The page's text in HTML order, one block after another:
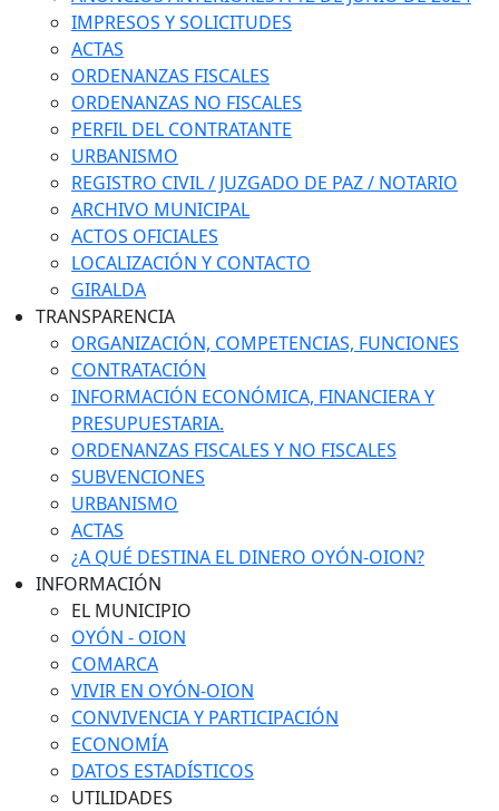
IMPRESOS Y SOLICITUDES
ACTAS
ORDENANZAS FISCALES
ORDENANZAS NO FISCALES
PERFIL DEL CONTRATANTE
URBANISMO
REGISTRO CIVIL / JUZGADO DE PAZ / NOTARIO
ARCHIVO MUNICIPAL
ACTOS OFICIALES
LOCALIZACIÓN Y CONTACTO
GIRALDA
TRANSPARENCIA
ORGANIZACIÓN, COMPETENCIAS, FUNCIONES
CONTRATACIÓN
INFORMACIÓN ECONÓMICA, FINANCIERA Y
PRESUPUESTARIA.
ORDENANZAS FISCALES Y NO FISCALES
SUBVENCIONES
URBANISMO
ACTAS
¿A QUÉ DESTINA EL DINERO OYÓN-OION?
INFORMACIÓN
EL MUNICIPIO
OYÓN - OION
COMARCA
VIVIR EN OYÓN-OION
CONVIVENCIA Y PARTICIPACIÓN
ECONOMÍA
DATOS ESTADÍSTICOS
UTILIDADES